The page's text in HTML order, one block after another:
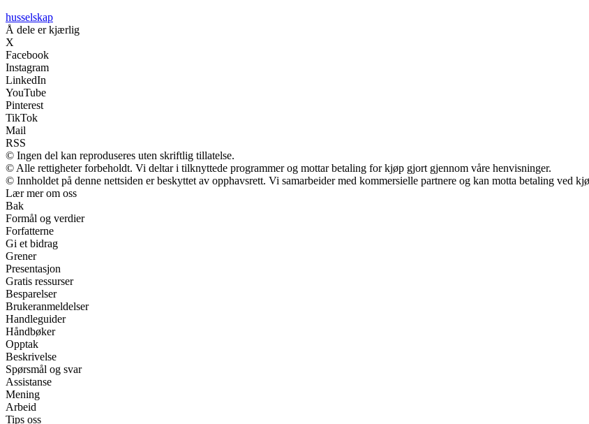
husselskap
Å dele er kjærlig
X
Facebook
Instagram
LinkedIn
YouTube
Pinterest
TikTok
Mail
RSS
© Ingen del kan reproduseres uten skriftlig tillatelse.
© Alle rettigheter forbeholdt. Vi deltar i tilknyttede programmer og mottar betaling for kjøp gjort gjennom våre henvisninger.
© Innholdet på denne nettsiden er beskyttet av opphavsrett. Vi samarbeider med kommersielle partnere og kan motta betaling ved
Lær mer om oss
Bak
Formål og verdier
Forfatterne
Gi et bidrag
Grener
Presentasjon
Gratis ressurser
Besparelser
Brukeranmeldelser
Handleguider
Håndbøker
Opptak
Beskrivelse
Spørsmål og svar
Assistanse
Mening
Arbeid
Tips oss